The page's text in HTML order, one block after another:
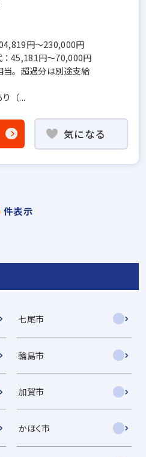
円〜230,000円
：45,181円〜70,000円
。超過分は別途支給
（...
気になる
件表示
七尾市
輪島市
加賀市
かほく市